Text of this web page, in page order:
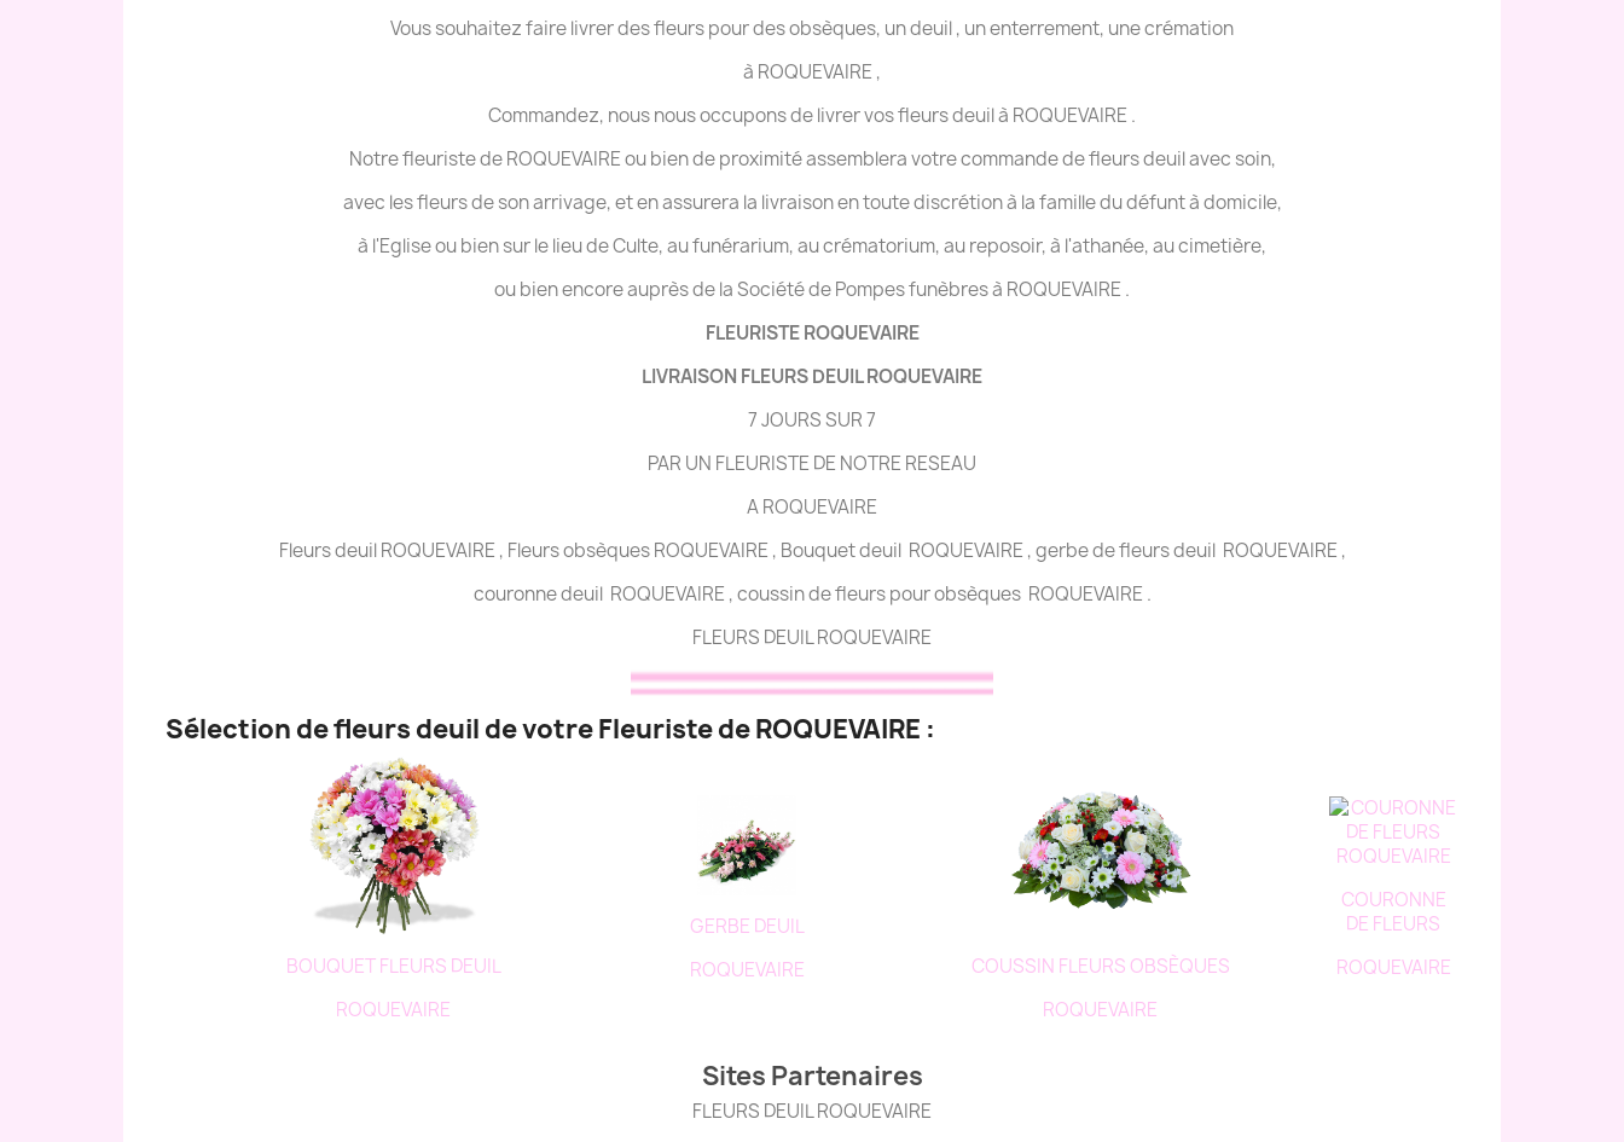
Vous souhaitez faire livrer des fleurs pour des obsèques, un deuil , un enterrement, une crémation
à ROQUEVAIRE ,
Commandez, nous nous occupons de livrer vos fleurs deuil à ROQUEVAIRE .
Notre fleuriste de ROQUEVAIRE ou bien de proximité assemblera votre commande de fleurs deuil avec soin,
avec les fleurs de son arrivage, et en assurera la livraison en toute discrétion à la famille du défunt à domicile,
à l'Eglise ou bien sur le lieu de Culte, au funérarium, au crématorium, au reposoir, à l'athanée, au cimetière,
ou bien encore auprès de la Société de Pompes funèbres à ROQUEVAIRE .
FLEURISTE ROQUEVAIRE
LIVRAISON FLEURS DEUIL ROQUEVAIRE
7 JOURS SUR 7
PAR UN FLEURISTE DE NOTRE RESEAU
A ROQUEVAIRE
Fleurs deuil ROQUEVAIRE , Fleurs obsèques ROQUEVAIRE , Bouquet deuil ROQUEVAIRE , gerbe de fleurs deuil ROQUEVAIRE ,
couronne deuil ROQUEVAIRE , coussin de fleurs pour obsèques ROQUEVAIRE .
FLEURS DEUIL ROQUEVAIRE
Sélection de fleurs deuil de votre Fleuriste de ROQUEVAIRE :
BOUQUET FLEURS DEUIL
ROQUEVAIRE
GERBE DEUIL
ROQUEVAIRE
COUSSIN FLEURS OBSÈQUES
ROQUEVAIRE
COURONNE
DE FLEURS
ROQUEVAIRE
Sites Partenaires
FLEURS DEUIL ROQUEVAIRE